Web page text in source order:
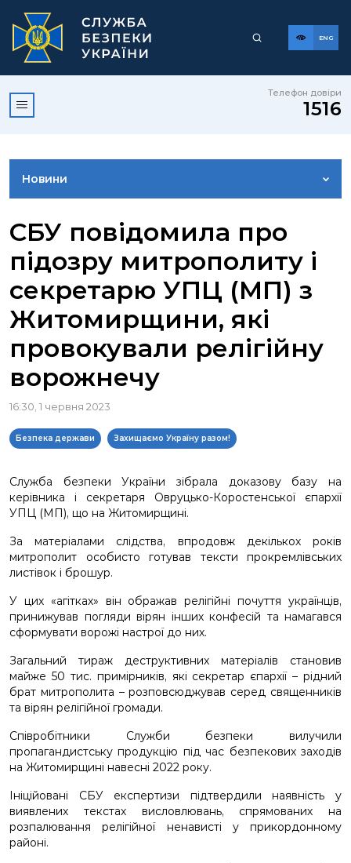
ENG
Телефон довіри
1516
Новини
ВІДЕОГАЛЕРЕЯ
КОНТАКТИ ПРЕСЦЕНТРУ
СБУ повідомила про
підозру митрополиту і
секретарю УПЦ (МП) з
Житомирщини, які
провокували релігійну
ворожнечу
16:30, 1 червня 2023
Безпека держави Захищаємо Україну разом!
Служба безпеки України зібрала доказову базу на
керівника і секретаря Овруцько-Коростенської єпархії
УПЦ (МП), що на Житомирщині.
За матеріалами слідства, впродовж декількох років
митрополит особисто готував тексти прокремлівських
листівок і брошур.
У цих «агітках» він ображав релігійні почуття українців,
принижував погляди вірян інших конфесій та намагався
сформувати ворожі настрої до них.
Загальний тираж деструктивних матеріалів становив
майже 50 тис. примірників, які секретар єпархії – рідний
брат митрополита – розповсюджував серед священників
та вірян релігійної громади.
Співробітники Служби безпеки вилучили
пропагандистську продукцію під час безпекових заходів
на Житомирщині навесні 2022 року.
Ініційовані СБУ експертизи підтвердили наявність у
виявлених текстах висловлювань, спрямованих на
розпалювання релігійної ненависті у прикордонному
районі.